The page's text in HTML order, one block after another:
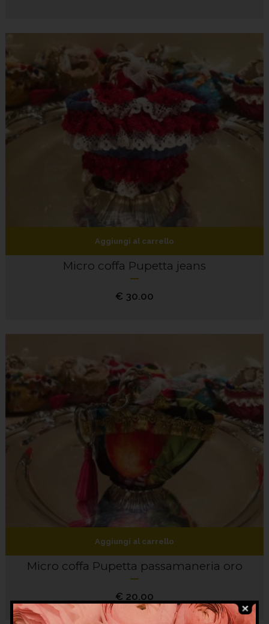
Aggiungi al carrello
Micro coffa Pupetta jeans
€ 30.00
Aggiungi al carrello
Micro coffa Pupetta passamaneria oro
€ 20.00